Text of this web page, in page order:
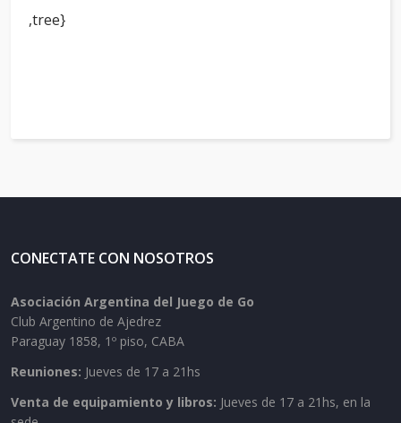
,tree}
CONECTATE CON NOSOTROS
Asociación Argentina del Juego de Go
Club Argentino de Ajedrez
Paraguay 1858, 1º piso, CABA
Reuniones: Jueves de 17 a 21hs
Venta de equipamiento y libros: Jueves de 17 a 21hs, en la